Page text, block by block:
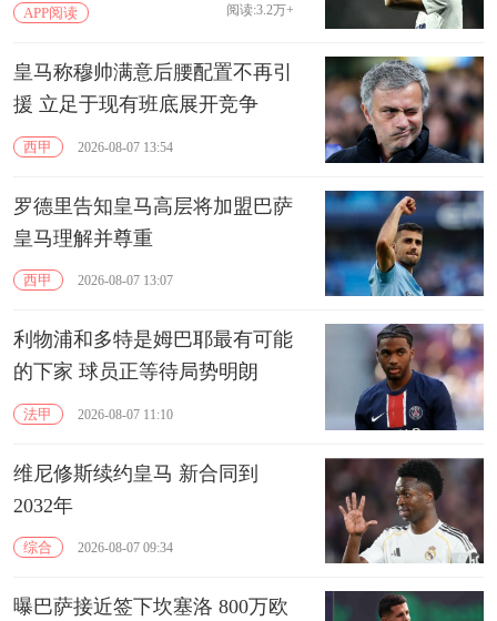
APP阅读 阅读:3.2万+
皇马称穆帅满意后腰配置不再引
援 立足于现有班底展开竞争
西甲 2026-08-07 13:54
罗德里告知皇马高层将加盟巴萨
皇马理解并尊重
西甲 2026-08-07 13:07
利物浦和多特是姆巴耶最有可能
的下家 球员正等待局势明朗
法甲 2026-08-07 11:10
维尼修斯续约皇马 新合同到
2032年
综合 2026-08-07 09:34
曝巴萨接近签下坎塞洛 800万欧